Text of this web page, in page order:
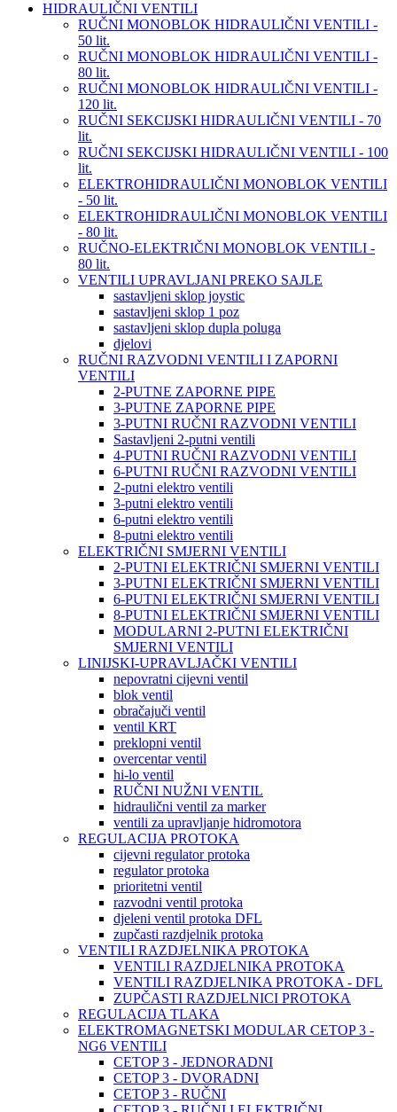
HIDRAULIČNI VENTILI
RUČNI MONOBLOK HIDRAULIČNI VENTILI -
50 lit.
RUČNI MONOBLOK HIDRAULIČNI VENTILI -
80 lit.
RUČNI MONOBLOK HIDRAULIČNI VENTILI -
120 lit.
RUČNI SEKCIJSKI HIDRAULIČNI VENTILI - 70
lit.
RUČNI SEKCIJSKI HIDRAULIČNI VENTILI - 100
lit.
ELEKTROHIDRAULIČNI MONOBLOK VENTILI
- 50 lit.
ELEKTROHIDRAULIČNI MONOBLOK VENTILI
- 80 lit.
RUČNO-ELEKTRIČNI MONOBLOK VENTILI -
80 lit.
VENTILI UPRAVLJANI PREKO SAJLE
sastavljeni sklop joystic
sastavljeni sklop 1 poz
sastavljeni sklop dupla poluga
djelovi
RUČNI RAZVODNI VENTILI I ZAPORNI
VENTILI
2-PUTNE ZAPORNE PIPE
3-PUTNE ZAPORNE PIPE
3-PUTNI RUČNI RAZVODNI VENTILI
Sastavljeni 2-putni ventili
4-PUTNI RUČNI RAZVODNI VENTILI
6-PUTNI RUČNI RAZVODNI VENTILI
2-putni elektro ventili
3-putni elektro ventili
6-putni elektro ventili
8-putni elektro ventili
ELEKTRIČNI SMJERNI VENTILI
2-PUTNI ELEKTRIČNI SMJERNI VENTILI
3-PUTNI ELEKTRIČNI SMJERNI VENTILI
6-PUTNI ELEKTRIČNI SMJERNI VENTILI
8-PUTNI ELEKTRIČNI SMJERNI VENTILI
MODULARNI 2-PUTNI ELEKTRIČNI
SMJERNI VENTILI
LINIJSKI-UPRAVLJAČKI VENTILI
nepovratni cijevni ventil
blok ventil
obračajuči ventil
ventil KRT
preklopni ventil
overcentar ventil
hi-lo ventil
RUČNI NUŽNI VENTIL
hidraulični ventil za marker
ventili za upravljanje hidromotora
REGULACIJA PROTOKA
cijevni regulator protoka
regulator protoka
prioritetni ventil
razvodni ventil protoka
djeleni ventil protoka DFL
zupčasti razdjelnik protoka
VENTILI RAZDJELNIKA PROTOKA
VENTILI RAZDJELNIKA PROTOKA
VENTILI RAZDJELNIKA PROTOKA - DFL
ZUPČASTI RAZDJELNICI PROTOKA
REGULACIJA TLAKA
ELEKTROMAGNETSKI MODULAR CETOP 3 -
NG6 VENTILI
CETOP 3 - JEDNORADNI
CETOP 3 - DVORADNI
CETOP 3 - RUČNI